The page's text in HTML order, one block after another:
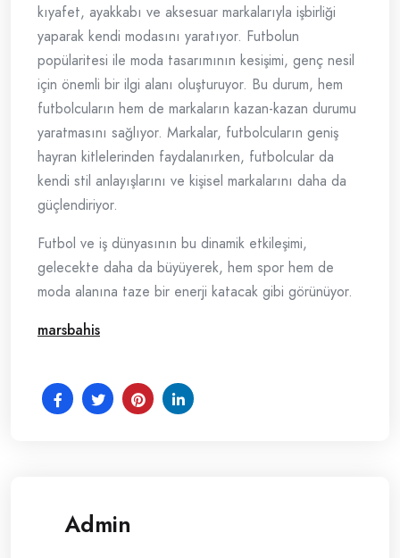
kıyafet, ayakkabı ve aksesuar markalarıyla işbirliği
yaparak kendi modasını yaratıyor. Futbolun
popülaritesi ile moda tasarımının kesişimi, genç nesil
için önemli bir ilgi alanı oluşturuyor. Bu durum, hem
futbolcuların hem de markaların kazan-kazan durumu
yaratmasını sağlıyor. Markalar, futbolcuların geniş
hayran kitlelerinden faydalanırken, futbolcular da
kendi stil anlayışlarını ve kişisel markalarını daha da
güçlendiriyor.
Futbol ve iş dünyasının bu dinamik etkileşimi,
gelecekte daha da büyüyerek, hem spor hem de
moda alanına taze bir enerji katacak gibi görünüyor.
marsbahis
Admin